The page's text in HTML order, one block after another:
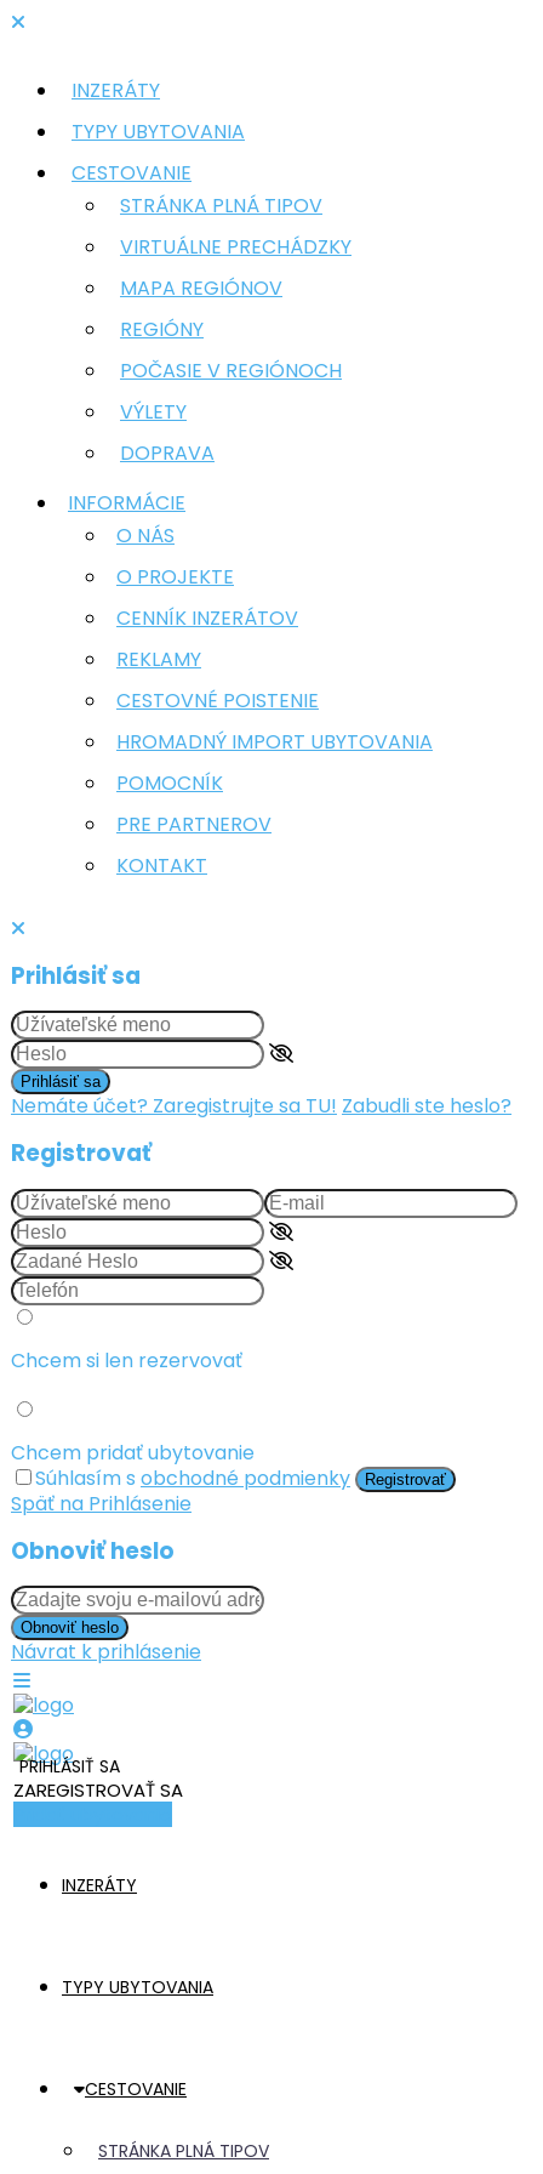
INZERÁTY
TYPY UBYTOVANIA
CESTOVANIE
STRÁNKA PLNÁ TIPOV
VIRTUÁLNE PRECHÁDZKY
MAPA REGIÓNOV
REGIÓNY
POČASIE V REGIÓNOCH
VÝLETY
DOPRAVA
INFORMÁCIE
O NÁS
O PROJEKTE
CENNÍK INZERÁTOV
REKLAMY
CESTOVNÉ POISTENIE
HROMADNÝ IMPORT UBYTOVANIA
POMOCNÍK
PRE PARTNEROV
KONTAKT
Prihlásiť sa
Prihlásiť sa
Nemáte účet? Zaregistrujte sa TU! Zabudli ste heslo?
Registrovať
Chcem si len rezervovať
Chcem pridať ubytovanie
Súhlasím s obchodné podmienky Registrovať
Späť na Prihlásenie
Obnoviť heslo
Obnoviť heslo
Návrat k prihlásenie
PRIHLÁSIŤ SA
ZAREGISTROVAŤ SA
INZERÁTY
TYPY UBYTOVANIA
CESTOVANIE
STRÁNKA PLNÁ TIPOV